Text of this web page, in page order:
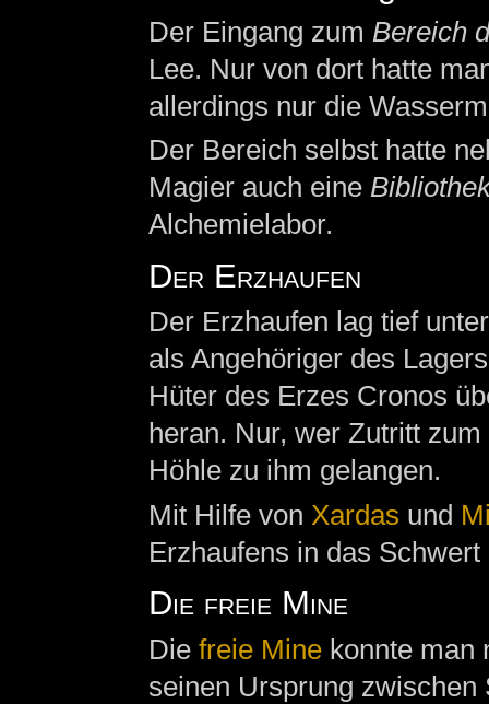
Der Eingang zum Bereich
Lee. Nur von dort hatte
allerdings nur die
Der Bereich selbst hatte
Magier auch eine
Alchemielabor.
Der Erzhaufen
Der Erzhaufen lag tief
als Angehöriger des
Hüter des Erzes Cronos
heran. Nur, wer Zutritt
Höhle zu ihm gelangen.
Mit Hilfe von Xardas und
Erzhaufens in das Schwert
Die freie Mine
Die freie Minekonnte man
seinen Ursprung